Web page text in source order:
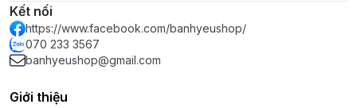
Kết nối
https://www.facebook.com/banhyeushop/
070 233 3567
banhyeushop@gmail.com
Giới thiệu